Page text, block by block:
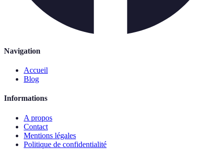
Navigation
Accueil
Blog
Informations
A propos
Contact
Mentions légales
Politique de confidentialité